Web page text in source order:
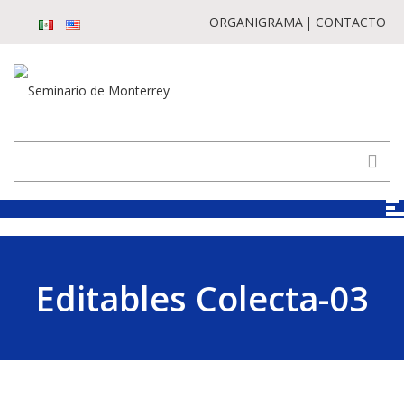
ORGANIGRAMA CONTACTO
Editables Colecta-03